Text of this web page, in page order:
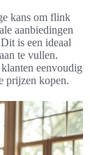
kans om flink
aanbiedingen
is een ideaal
te vullen.
eenvoudig
prijzen kopen.